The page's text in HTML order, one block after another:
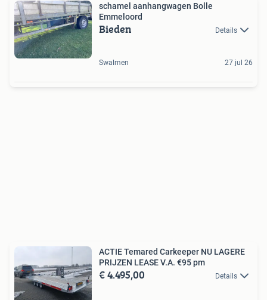
schamel aanhangwagen Bolle
Emmeloord
Bieden Details
Swalmen 27 jul 26
ACTIE Temared Carkeeper NU LAGERE
PRIJZEN LEASE V.A. €95 pm
€ 4.495,00 Details